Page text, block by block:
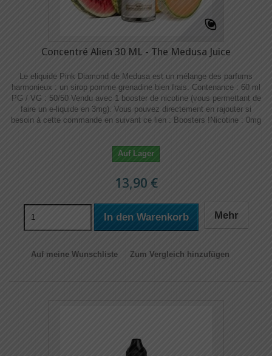
Concentré Alien 30 ML - The Medusa Juice
Le eliquide Pink Diamond de Medusa est un mélange des parfums
harmonieux : un sirop pomme grenadine bien frais. Contenance : 60 ml
PG / VG : 50/50 Vendu avec 1 booster de nicotine (vous permettant de
faire un e-liquide en 3mg). Vous pouvez directement en rajouter si
besoin à cette commande en suivant ce lien : Boosters !​​ Nicotine : 0mg
Auf Lager
13,90 €
In den Warenkorb Mehr
Auf meine Wunschliste Zum Vergleich hinzufügen